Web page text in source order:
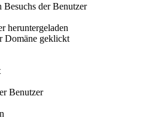
der Benutzer
heruntergeladen
Domäne geklickt
Benutzer